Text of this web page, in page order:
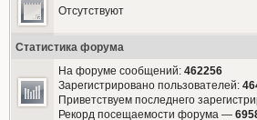
Отсутствуют
Статистика форума
На форуме сообщений: 462256
Зарегистрировано пользователей:
Приветствуем последнего
Рекорд посещаемости форума —